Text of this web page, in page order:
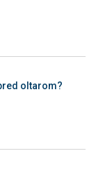
oltarom?